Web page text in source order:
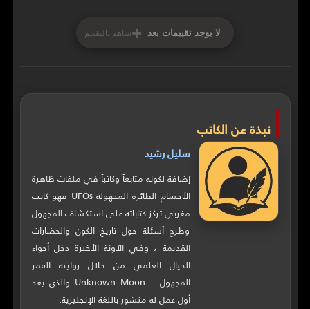
لا يوجد تقييمات بعد +ساهم بالتقييم
نبذة عن الكاتب
سليل رشيد
إضافة لكونه متابعاً وكاتباً في ملفات ظاهرة
الأجسام الطائرة المجهولة UFOs فهو كاتب
مغربي تركز كتاباته على استكشاف المجهول
وطرح أسئلة حول تاريخ الكون والحضارات
القديمة ، وفي الآونة الأخيرة دخل أجواء
الخيال العلمي من خلال روايته القمر
المجهول – Unknown Moon والذي يعد
أول عمل له منشور باللغة الإنجليزية.